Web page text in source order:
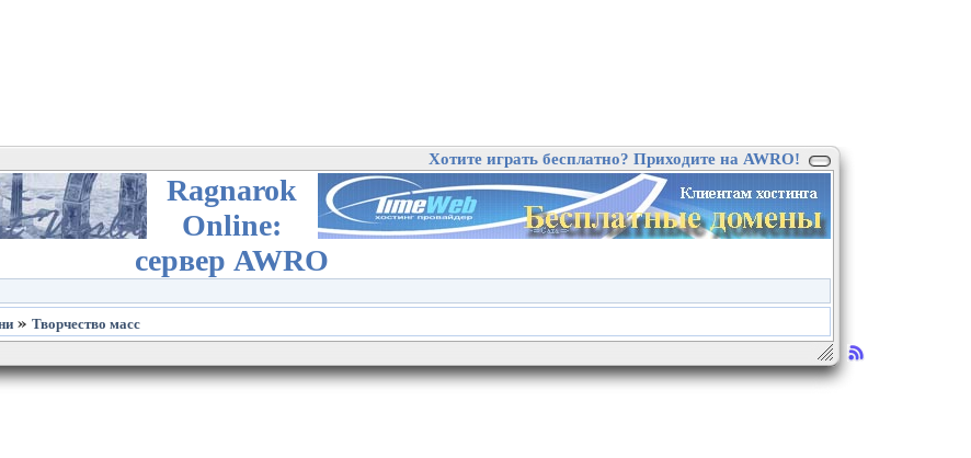
Хотите играть бесплатно? Приходите на AWRO!
Ragnarok
Online:
сервер AWRO
» Творчество масс